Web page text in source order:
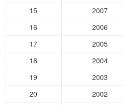
15
2007
16
2006
17
2005
18
2004
19
2003
20
2002